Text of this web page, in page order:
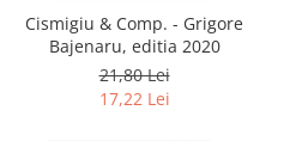
Cismigiu & Comp. - Grigore
Bajenaru, editia 2020
21,80 Lei
17,22 Lei